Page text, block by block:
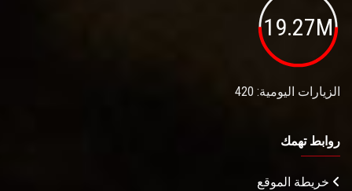
19.27M
الزيارات اليومية: 420
روابط تهمك
خريطة الموقع